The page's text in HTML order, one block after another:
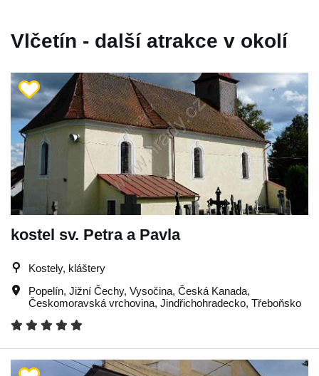
Vlčetín - další atrakce v okolí
kostel sv. Petra a Pavla
Kostely, kláštery
Popelín, Jižní Čechy, Vysočina, Česká Kanada,
Českomoravská vrchovina, Jindřichohradecko, Třeboňsko